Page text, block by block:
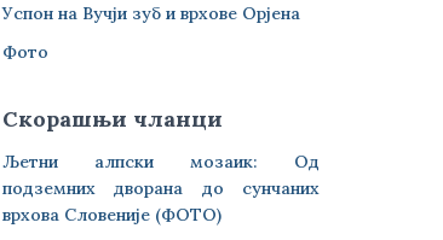
Успон на Вучји зуб и врхове Орјена
Фото
Скорашњи чланци
Љетни алпски мозаик: Од
подземних дворана до сунчаних
врхова Словеније (ФОТО)